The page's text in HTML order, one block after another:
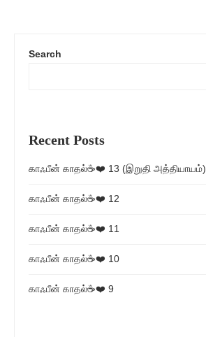
Search
Recent Posts
காஃபீன் காதல்☕❤️ 13 (இறுதி அத்தியாயம்)
காஃபீன் காதல்☕❤️ 12
காஃபீன் காதல்☕❤️ 11
காஃபீன் காதல்☕❤️ 10
காஃபீன் காதல்☕❤️ 9